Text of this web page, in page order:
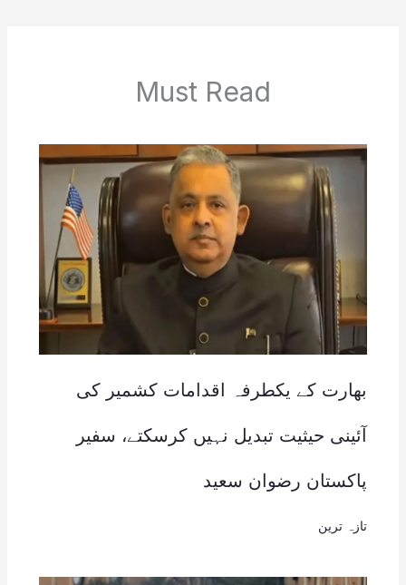
Must Read
بھارت کے یکطرفہ اقدامات کشمیر کی
آئینی حیثیت تبدیل نہیں کرسکتے، سفیر
پاکستان رضوان سعید
تازہ ترین